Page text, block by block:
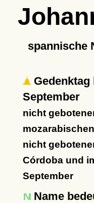
spannische
Gedenktag
September
nicht
nicht
Córdoba und
September
Name